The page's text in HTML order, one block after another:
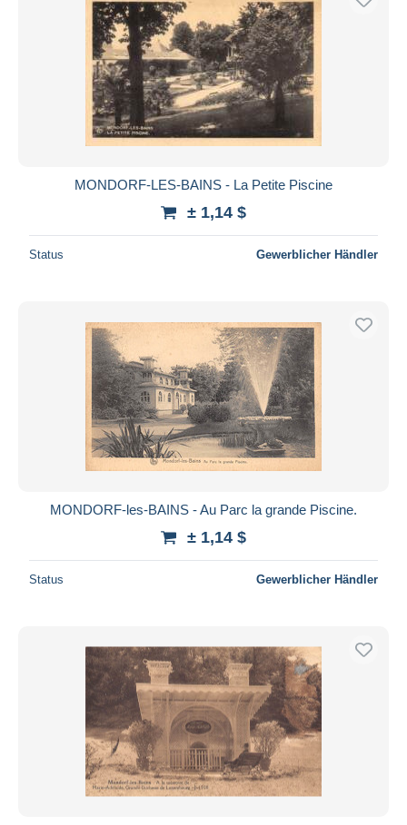
MONDORF-LES-BAINS - La Petite Piscine
± 1,14 $
Status Gewerblicher Händler
MONDORF-les-BAINS - Au Parc la grande Piscine.
± 1,14 $
Status Gewerblicher Händler